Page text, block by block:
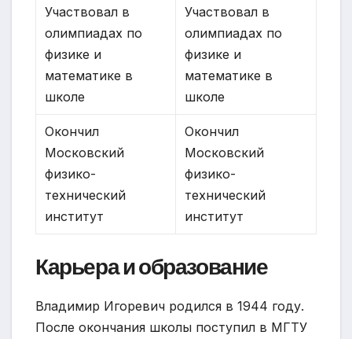
Участвовал в
олимпиадах по
физике и
математике в
школе
Участвовал в
олимпиадах по
физике и
математике в
школе
Окончил
Московский
физико-
технический
институт
Окончил
Московский
физико-
технический
институт
Карьера и образование
Владимир Игоревич родился в 1944 году.
После окончания школы поступил в МГТУ